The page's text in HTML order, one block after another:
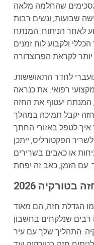
שהחלמה מלאה
שבועות, ונשים רבות
לאחר הניתוח. המנתח
ולקבוע לוח זמנים
לחדר התאוששות.
רפואי. את כנראה
המנתח יעטוף את החזה
יקבל תמיכה במהלך
לטפל באזורי החתך
הפקטורליס, ייתכן
או כאבים בשרירים
חזה בטורקיה
הגדלת חזה, הם מאוד
רבים שנלקחים בחשבון
התהליך שלך עם עיר